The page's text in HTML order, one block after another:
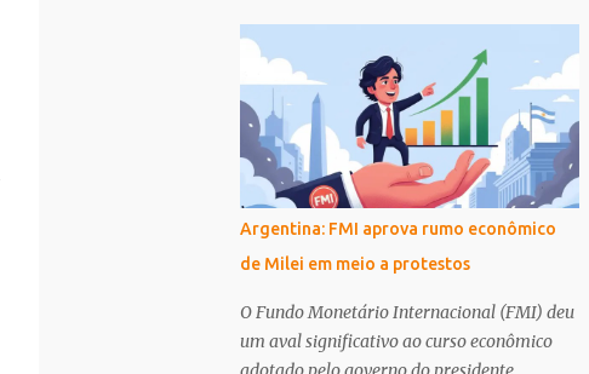
encomendada pela Confederação Nacional
do Transporte (CNT) ao Instituto MDA, foi
divulgada nesta terça-feira (14) e reforça a
força eleitoral do atual governo. Avanços e
Desafios na Agenda de Sustentabilidade
Paralelamente ao cenário eleitoral, a
América Latina e o Caribe enfrentam um
período de incertezas e fragmentação
geopolítica que impacta a implementação
da Agenda 2030 para o Desenvolvimento
Sustentável. Um relatório apresentado no
Fórum de Países da América Latina e Caribe
Argentina: FMI aprova rumo econômico
de Milei em meio a protestos
O Fundo Monetário Internacional (FMI) deu
um aval significativo ao curso econômico